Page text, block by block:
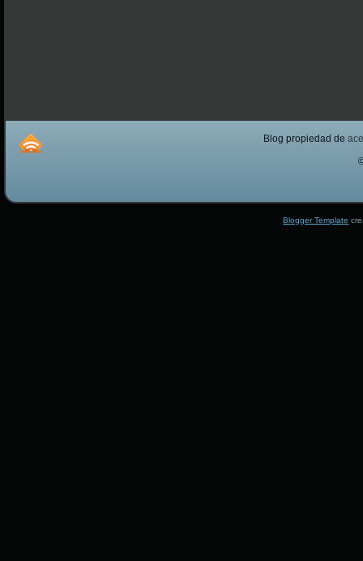
Blog propiedad de
Blogger Template